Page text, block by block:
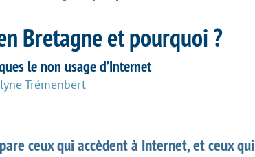
Bretagne et pourquoi ?
le non usage d’Internet
Trémenbert
ceux qui accèdent à Internet, et ceux